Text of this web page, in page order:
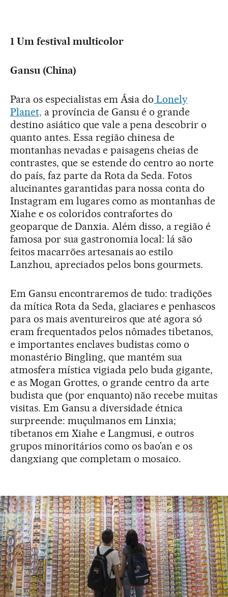
1 Um festival multicolor
Gansu (China)
Para os especialistas em Ásia do Lonely
Planet, a província de Gansu é o grande
destino asiático que vale a pena descobrir o
quanto antes. Essa região chinesa de
montanhas nevadas e paisagens cheias de
contrastes, que se estende do centro ao norte
do país, faz parte da Rota da Seda. Fotos
alucinantes garantidas para nossa conta do
Instagram em lugares como as montanhas de
Xiahe e os coloridos contrafortes do
geoparque de Danxia. Além disso, a região é
famosa por sua gastronomia local: lá são
feitos macarrões artesanais ao estilo
Lanzhou, apreciados pelos bons gourmets.
Em Gansu encontraremos de tudo: tradições
da mítica Rota da Seda, glaciares e penhascos
para os mais aventureiros que até agora só
eram frequentados pelos nômades tibetanos,
e importantes enclaves budistas como o
monastério Bingling, que mantém sua
atmosfera mística vigiada pelo buda gigante,
e as Mogan Grottes, o grande centro da arte
budista que (por enquanto) não recebe muitas
visitas. Em Gansu a diversidade étnica
surpreende: muçulmanos em Linxia;
tibetanos em Xiahe e Langmusi, e outros
grupos minoritários como os bao’an e os
dangxiang que completam o mosaico.